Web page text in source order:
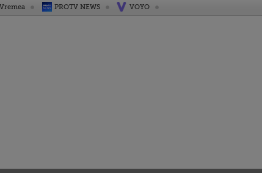
Vremea PROTV NEWS VOYO